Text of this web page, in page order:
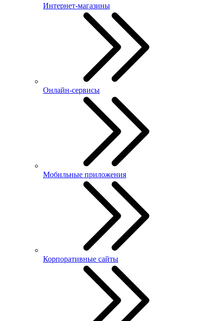
Интернет-магазины
Онлайн-сервисы
Мобильные приложения
Корпоративные сайты